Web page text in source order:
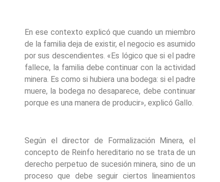
En ese contexto explicó que cuando un miembro
de la familia deja de existir, el negocio es asumido
por sus descendientes. «Es lógico que si el padre
fallece, la familia debe continuar con la actividad
minera. Es como si hubiera una bodega: si el padre
muere, la bodega no desaparece, debe continuar
porque es una manera de producir», explicó Gallo.
Según el director de Formalización Minera, el
concepto de Reinfo hereditario no se trata de un
derecho perpetuo de sucesión minera, sino de un
proceso que debe seguir ciertos lineamientos